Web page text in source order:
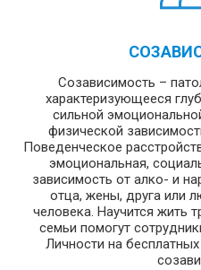
Созависимость –
характеризующееся
сильной
физической
Поведенческое
эмоциональная,
зависимость от алко- и
отца, жены, друга или
человека. Научится жить
семьи помогут
Личности на